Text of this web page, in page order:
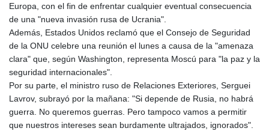
Europa, con el fin de enfrentar cualquier eventual consecuencia
de una "nueva invasión rusa de Ucrania".
Además, Estados Unidos reclamó que el Consejo de Seguridad
de la ONU celebre una reunión el lunes a causa de la "amenaza
clara" que, según Washington, representa Moscú para "la paz y la
seguridad internacionales".
Por su parte, el ministro ruso de Relaciones Exteriores, Serguei
Lavrov, subrayó por la mañana: "Si depende de Rusia, no habrá
guerra. No queremos guerras. Pero tampoco vamos a permitir
que nuestros intereses sean burdamente ultrajados, ignorados".